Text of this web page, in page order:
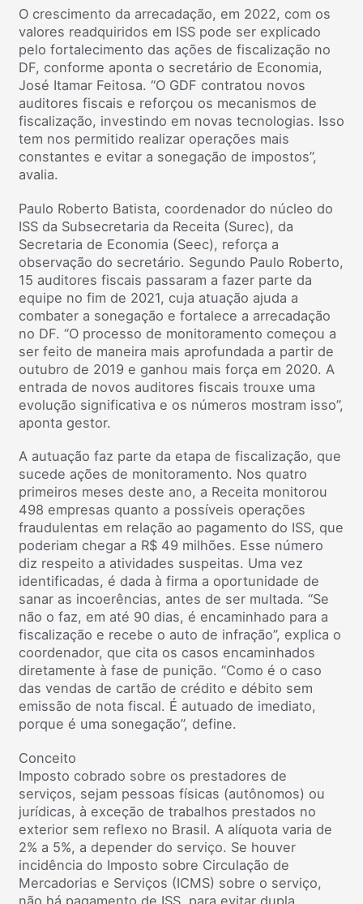
O crescimento da arrecadação, em 2022, com os
valores readquiridos em ISS pode ser explicado
pelo fortalecimento das ações de fiscalização no
DF, conforme aponta o secretário de Economia,
José Itamar Feitosa. “O GDF contratou novos
auditores fiscais e reforçou os mecanismos de
fiscalização, investindo em novas tecnologias. Isso
tem nos permitido realizar operações mais
constantes e evitar a sonegação de impostos”,
avalia.
Paulo Roberto Batista, coordenador do núcleo do
ISS da Subsecretaria da Receita (Surec), da
Secretaria de Economia (Seec), reforça a
observação do secretário. Segundo Paulo Roberto,
15 auditores fiscais passaram a fazer parte da
equipe no fim de 2021, cuja atuação ajuda a
combater a sonegação e fortalece a arrecadação
no DF. “O processo de monitoramento começou a
ser feito de maneira mais aprofundada a partir de
outubro de 2019 e ganhou mais força em 2020. A
entrada de novos auditores fiscais trouxe uma
evolução significativa e os números mostram isso”,
aponta gestor.
A autuação faz parte da etapa de fiscalização, que
sucede ações de monitoramento. Nos quatro
primeiros meses deste ano, a Receita monitorou
498 empresas quanto a possíveis operações
fraudulentas em relação ao pagamento do ISS, que
poderiam chegar a R$ 49 milhões. Esse número
diz respeito a atividades suspeitas. Uma vez
identificadas, é dada à firma a oportunidade de
sanar as incoerências, antes de ser multada. “Se
não o faz, em até 90 dias, é encaminhado para a
fiscalização e recebe o auto de infração”, explica o
coordenador, que cita os casos encaminhados
diretamente à fase de punição. “Como é o caso
das vendas de cartão de crédito e débito sem
emissão de nota fiscal. É autuado de imediato,
porque é uma sonegação”, define.
Conceito
Imposto cobrado sobre os prestadores de
serviços, sejam pessoas físicas (autônomos) ou
jurídicas, à exceção de trabalhos prestados no
exterior sem reflexo no Brasil. A alíquota varia de
2% a 5%, a depender do serviço. Se houver
incidência do Imposto sobre Circulação de
Mercadorias e Serviços (ICMS) sobre o serviço,